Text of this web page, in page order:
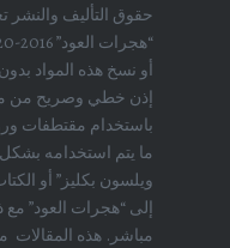
حقوق التأليف والنشر
أو نسخ هذه المواد
إذن خطي وصريح من
باستخدام مقتطفات
ما يتم استخدامه
ويلسون بكليز” أو
إلى “هجرات العود”
مباشر. هذه المقالات